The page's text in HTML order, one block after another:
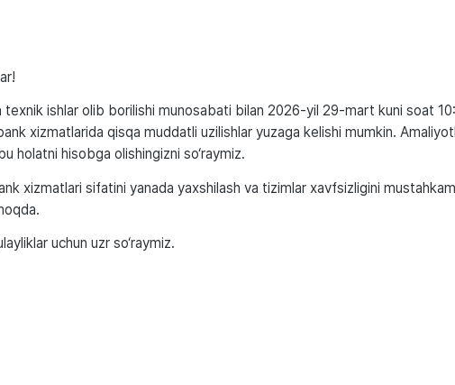
texnik ishlar olib borilishi munosabati bilan 2026-yil 29-mart kuni soat
xizmatlarida qisqa muddatli uzilishlar yuzaga kelishi mumkin.
holatni hisobga olishingizni so‘raymiz.
xizmatlari sifatini yanada yaxshilash va tizimlar xavfsizligini
uchun uzr so‘raymiz.